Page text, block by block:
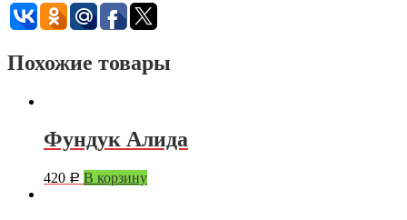
Похожие товары
Фундук Алида
420 Р В корзину